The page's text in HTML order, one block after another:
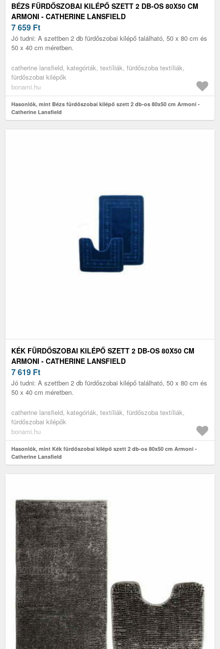
BÉZS FÜRDŐSZOBAI KILÉPŐ SZETT 2 DB-OS 80X50 CM
ARMONI - CATHERINE LANSFIELD
7 659 Ft
Jó tudni: A szettben 2 db fürdőszobai kilépő található, 50 x 80 cm és
50 x 40 cm méretben.
catherine lansfield, kategóriák, textíliák, fürdőszoba textíliák,
fürdőszobai kilépők
bonami.hu
Hasonlók, mint Bézs fürdőszobai kilépő szett 2 db-os 80x50 cm Armoni -
Catherine Lansfield
KÉK FÜRDŐSZOBAI KILÉPŐ SZETT 2 DB-OS 80X50 CM
ARMONI - CATHERINE LANSFIELD
7 619 Ft
Jó tudni: A szettben 2 db fürdőszobai kilépő található, 50 x 80 cm és
50 x 40 cm méretben.
catherine lansfield, kategóriák, textíliák, fürdőszoba textíliák,
fürdőszobai kilépők
bonami.hu
Hasonlók, mint Kék fürdőszobai kilépő szett 2 db-os 80x50 cm Armoni -
Catherine Lansfield